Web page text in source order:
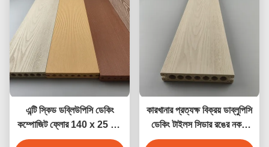
এন্টি স্কিড ডব্লিউপিসি ডেকিং
কম্পোজিট ফ্লোর 140 x 25 মিমি
বাদামী কফি ধূসর সেগুন কাঠের রঙ
কারখানার প্রত্যক্ষ বিক্রয় ডাব্লুপিসি
ডেকিং টাইলস সিডার রঙের নকশা
ডাব্লুপিসি জলরোধী টেকসই ডেকিং